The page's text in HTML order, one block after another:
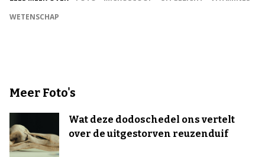
WETENSCHAP
Meer Foto's
Wat deze dodoschedel ons vertelt
over de uitgestorven reuzenduif